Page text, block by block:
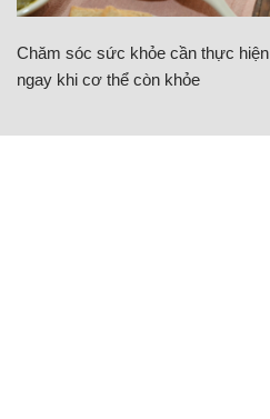
Chăm sóc sức khỏe cần thực hiện
ngay khi cơ thể còn khỏe